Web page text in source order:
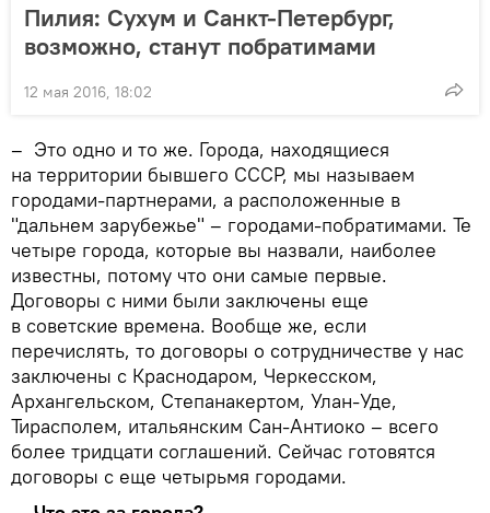
Пилия: Сухум и Санкт-Петербург,
возможно, станут побратимами
12 мая 2016, 18:02
– Это одно и то же. Города, находящиеся
на территории бывшего СССР, мы называем
городами-партнерами, а расположенные в
"дальнем зарубежье" – городами-побратимами. Те
четыре города, которые вы назвали, наиболее
известны, потому что они самые первые.
Договоры с ними были заключены еще
в советские времена. Вообще же, если
перечислять, то договоры о сотрудничестве у нас
заключены с Краснодаром, Черкесском,
Архангельском, Степанакертом, Улан-Уде,
Тирасполем, итальянским Сан-Антиоко – всего
более тридцати соглашений. Сейчас готовятся
договоры с еще четырьмя городами.